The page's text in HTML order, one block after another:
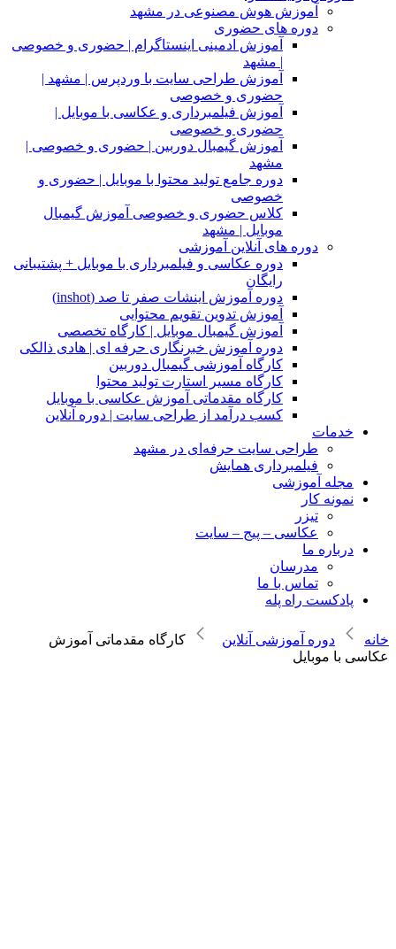
آموزش هوش مصنوعی در مشهد
دوره های حضوری
آموزش ادمینی اینستاگرام | حضوری و خصوصی
| مشهد
آموزش طراحی سایت با وردپرس | مشهد |
حضوری و خصوصی
آموزش فیلمبرداری و عکاسی با موبایل |
حضوری و خصوصی
آموزش گیمبال دوربین | حضوری و خصوصی |
مشهد
دوره جامع تولید محتوا با موبایل | حضوری و
خصوصی
کلاس حضوری و خصوصی آموزش گیمبال
موبایل | مشهد
دوره های آنلاین آموزشی
دوره عکاسی و فیلمبرداری با موبایل + پشتیبانی
رایگان
دوره آموزش اینشات صفر تا صد (inshot)
آموزش تدوین تقویم محتوایی
آموزش گیمبال موبایل | کارگاه تخصصی
دوره آموزش خبرنگاری حرفه ای | هادی ذالکی
کارگاه آموزشی گیمبال دوربین
کارگاه مسیر استارت تولید محتوا
کارگاه مقدماتی آموزش عکاسی با موبایل
کسب درآمد از طراحی سایت | دوره آنلاین
خدمات
طراحی سایت حرفه‌ای در مشهد
فیلمبرداری همایش
مجله آموزشی
نمونه کار
تیزر
عکاسی – پیج – سایت
درباره ما
مدرسان
تماس با ما
پادکست راه پله
خانه دوره آموزشی آنلاین
کارگاه مقدماتی آموزش
عکاسی با موبایل